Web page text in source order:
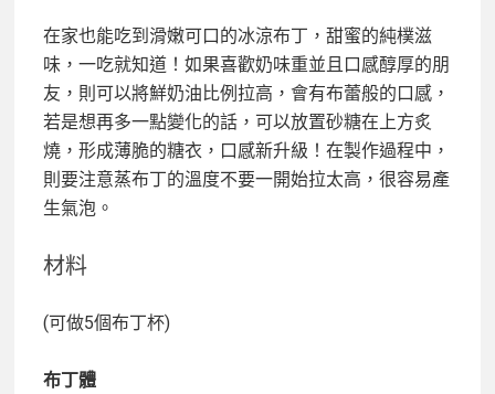
在家也能吃到滑嫩可口的冰涼布丁，甜蜜的純樸滋
味，一吃就知道！如果喜歡奶味重並且口感醇厚的朋
友，則可以將鮮奶油比例拉高，會有布蕾般的口感，
若是想再多一點變化的話，可以放置砂糖在上方炙
燒，形成薄脆的糖衣，口感新升級！在製作過程中，
則要注意蒸布丁的溫度不要一開始拉太高，很容易產
生氣泡。
材料
(可做5個布丁杯)
布丁體